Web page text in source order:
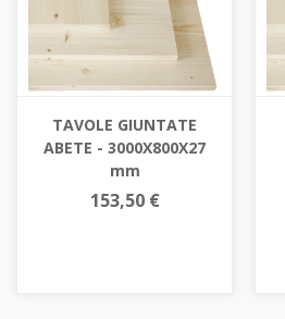
TAVOLE GIUNTATE
ABETE - 3000X800X27
mm
153,50 €